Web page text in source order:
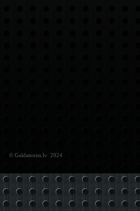
© Galdateniss.lv: 2024